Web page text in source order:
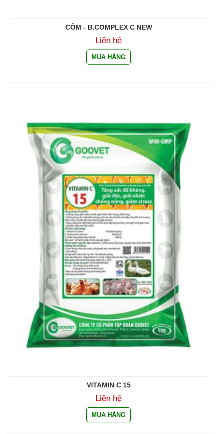
CỐM - B.COMPLEX C NEW
Liên hệ
VITAMIN C 15
Liên hệ